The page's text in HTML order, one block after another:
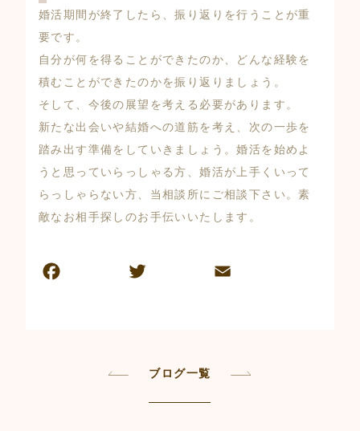
婚活期間が終了したら、振り返りを行うことが重
要です。
自分が何を得ることができたのか、どんな経験を
積むことができたのかを振り返りましょう。
そして、今後の展望を考える必要があります。
新たな出会いや結婚への道筋を考え、次の一歩を
踏み出す準備をしていきましょう。婚活を始めよ
うと思っていらっしゃる方、婚活が上手くいって
らっしゃらない方、当相談所にご相談下さい。素
敵なお相手探しのお手伝いいたします。
ブログ一覧